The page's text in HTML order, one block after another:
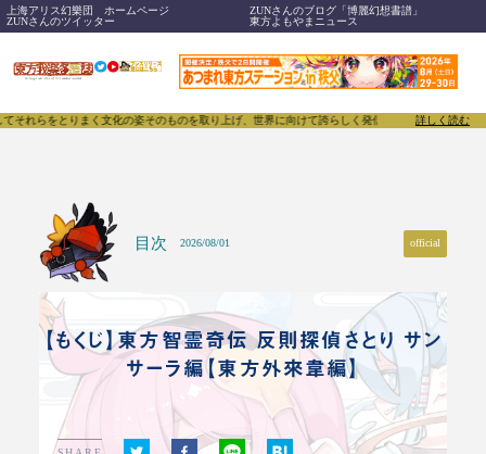
上海アリス幻樂団 ホームページ
ZUNさんのブログ「博麗幻想書譜」
ZUNさんのツイッター
東方よもやまニュース
りまく文化の姿そのものを取り上げ、世界に向けて誇らしく発信することで、東方Projectの
詳しく読む
目次 2026/08/01 official
【もくじ】東方智霊奇伝 反則探偵さとり サン
サーラ編【東方外來韋編】